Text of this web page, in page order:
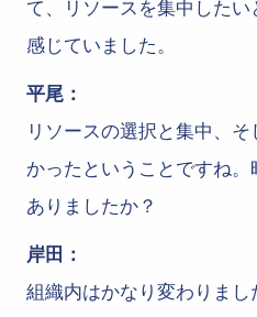
て、リソースを集中した
感じていました。
平尾：
リソースの選択と集中、
かったということですね
ありましたか？
岸田：
組織内はかなり変わりま